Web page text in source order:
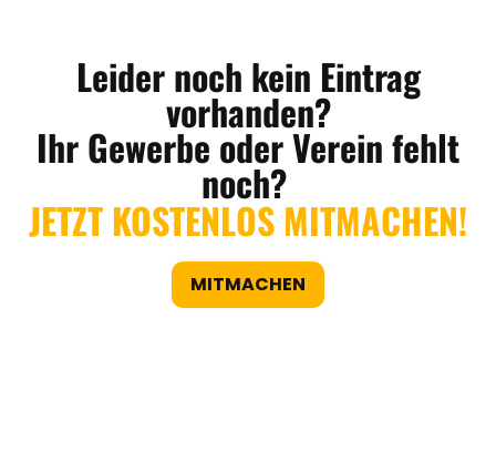
Leider noch kein Eintrag
vorhanden?
Ihr Gewerbe oder Verein fehlt
noch?
JETZT KOSTENLOS MITMACHEN!
MITMACHEN